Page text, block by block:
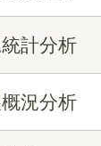
計分析
況分析